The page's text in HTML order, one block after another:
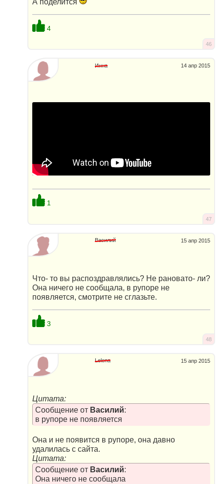
4
46
14 апр 2015
Инна
1
47
15 апр 2015
Василий
Что- то вы распоздравлялись? Не рановато- ли?
Она ничего не сообщала, в рупоре не
появляется, смотрите не сглазьте.
3
48
15 апр 2015
Lelena
Цитата:
Сообщение от Василий:
в рупоре не появляется
Она и не появится в рупоре, она давно
удалилась с сайта.
Цитата:
Сообщение от Василий:
Она ничего не сообщала